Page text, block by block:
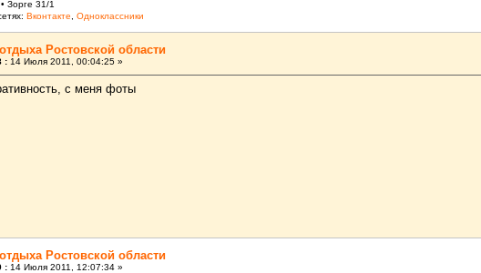
Зорге 31/1
Вконтакте Одноклассники
Ростовской области
: 14 Июля 2011, 00:04:25 »
с меня фоты
Ростовской области
: 14 Июля 2011, 12:07:34 »